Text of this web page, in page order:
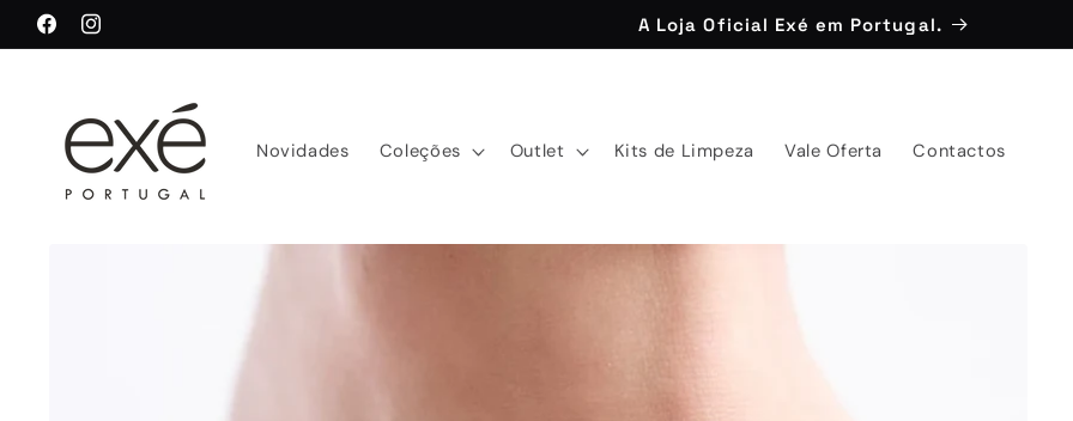
para o
conteúdo
FacebookInstagram
A Loja Oficial Exé em Portugal.
Novidades Coleções Outlet Kits de Limpeza Vale Oferta Contactos